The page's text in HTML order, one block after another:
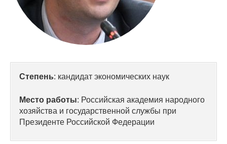
Материалы для СМИ
Публикации
Проблемы прогнозирования
Степень: кандидат экономических наук
Место работы: Российская академия народного
хозяйства и государственной службы при
Президенте Российской Федерации